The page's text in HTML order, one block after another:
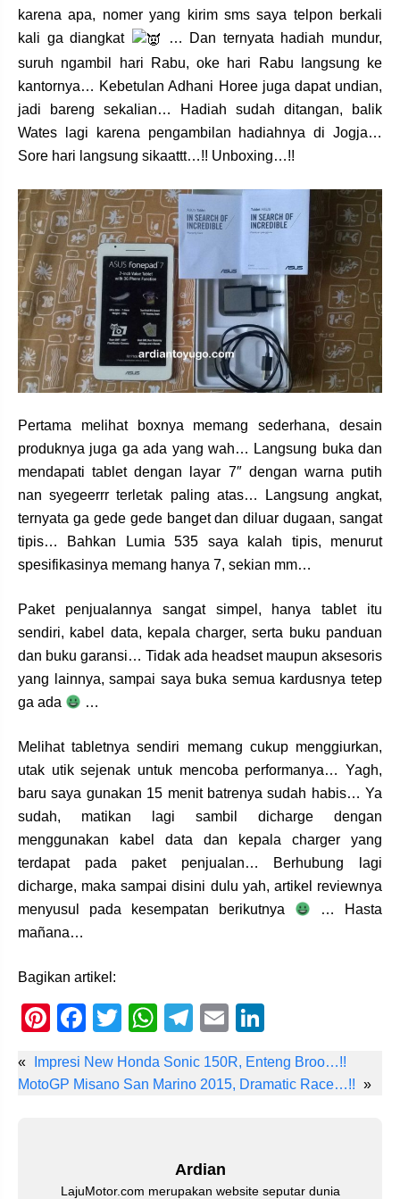
karena apa, nomer yang kirim sms saya telpon berkali
kali ga diangkat
… Dan ternyata hadiah mundur,
suruh ngambil hari Rabu, oke hari Rabu langsung ke
kantornya… Kebetulan Adhani Horee juga dapat undian,
jadi bareng sekalian… Hadiah sudah ditangan, balik
Wates lagi karena pengambilan hadiahnya di Jogja…
Sore hari langsung sikaattt…!! Unboxing…!!
Pertama melihat boxnya memang sederhana, desain
produknya juga ga ada yang wah… Langsung buka dan
mendapati tablet dengan layar 7″ dengan warna putih
nan syegeerrr terletak paling atas… Langsung angkat,
ternyata ga gede gede banget dan diluar dugaan, sangat
tipis… Bahkan Lumia 535 saya kalah tipis, menurut
spesifikasinya memang hanya 7, sekian mm…
Paket penjualannya sangat simpel, hanya tablet itu
sendiri, kabel data, kepala charger, serta buku panduan
dan buku garansi… Tidak ada headset maupun aksesoris
yang lainnya, sampai saya buka semua kardusnya tetep
ga ada
…
Melihat tabletnya sendiri memang cukup menggiurkan,
utak utik sejenak untuk mencoba performanya… Yagh,
baru saya gunakan 15 menit batrenya sudah habis… Ya
sudah, matikan lagi sambil dicharge dengan
menggunakan kabel data dan kepala charger yang
terdapat pada paket penjualan… Berhubung lagi
dicharge, maka sampai disini dulu yah, artikel reviewnya
menyusul pada kesempatan berikutnya
… Hasta
mañana…
Bagikan artikel:
Pi
er
F
c
o
T
tt
W
at
p
T
e
m
E
ail k
«
Impresi New Honda Sonic 150R, Enteng Broo…!!
MotoGP Misano San Marino 2015, Dramatic Race…!! »
Ardian
LajuMotor.com merupakan website seputar dunia